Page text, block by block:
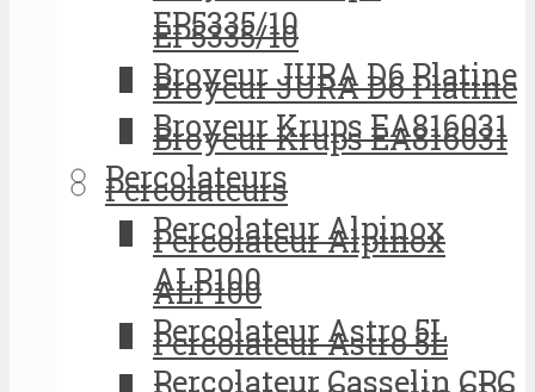
EP5335/10
Broyeur JURA D6 Platine
Broyeur Krups EA816031
Percolateurs
Percolateur Alpinox
ALP100
Percolateur Astro 5L
Percolateur Casselin CPC
EP5335/10
Broyeur JURA D6 Platine
Broyeur Krups EA816031
Percolateurs
Percolateur Alpinox
ALP100
Percolateur Astro 5L